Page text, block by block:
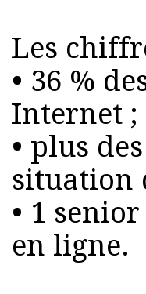
Les
• 36 %
Internet ;
• plus
situation
• 1
en ligne.